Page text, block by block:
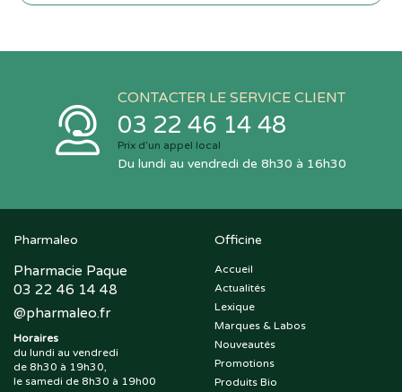
CONTACTER LE SERVICE CLIENT
03 22 46 14 48
Prix d’un appel local
Du lundi au vendredi de 8h30 à 16h30
Pharmaleo
Pharmacie Paque
03 22 46 14 48
@pharmaleo.fr
Horaires
du lundi au vendredi
de 8h30 à 19h30,
le samedi de 8h30 à 19h00
Officine
Accueil
Actualités
Lexique
Marques & Labos
Nouveautés
Promotions
Produits Bio